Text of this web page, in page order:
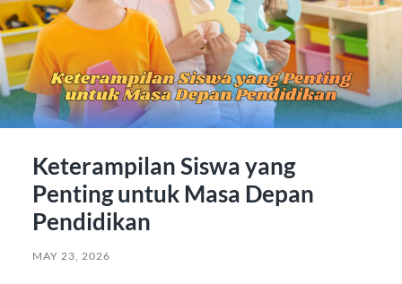
Keterampilan Siswa yang
Penting untuk Masa Depan
Pendidikan
MAY 23, 2026